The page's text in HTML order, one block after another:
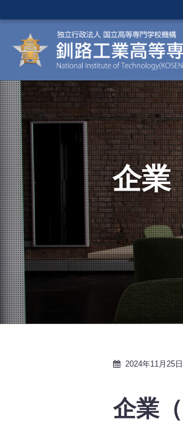
企業
2024年11月25日
企業